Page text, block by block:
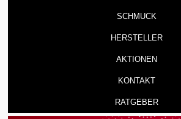
SCHMUCK
HERSTELLER
AKTIONEN
KONTAKT
RATGEBER